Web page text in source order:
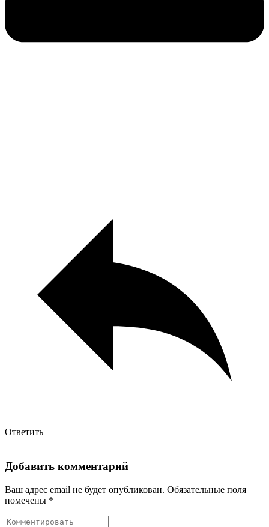
Ответить
Добавить комментарий
Ваш адрес email не будет опубликован. Обязательные поля
помечены *